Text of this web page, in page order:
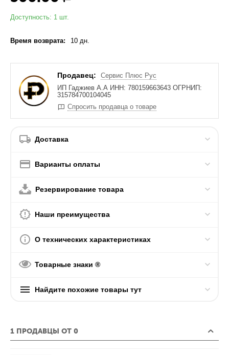
Доступность: 1 шт.
Время возврата: 10 дн.
Продавец:
Сервис Плюс Рус
ИП Гаджиев А.А ИНН: 780159663643 ОГРНИП:
315784700104045
Спросить продавца о товаре
Доставка
Варианты оплаты
Резервирование товара
Наши преимущества
О технических характеристиках
Товарные знаки ®
Найдите похожие товары тут
1 ПРОДАВЦЫ ОТ 0